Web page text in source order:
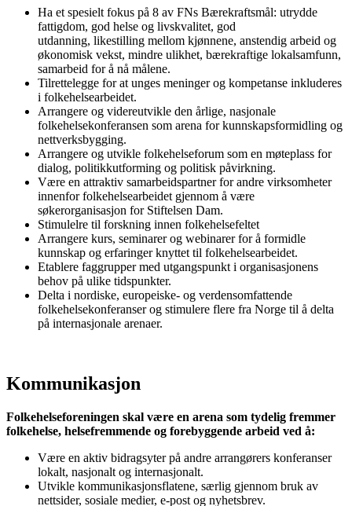
Ha et spesielt fokus på 8 av FNs Bærekraftsmål: utrydde
fattigdom, god helse og livskvalitet, god
utdanning, likestilling mellom kjønnene, anstendig arbeid og
økonomisk vekst, mindre ulikhet, bærekraftige lokalsamfunn,
samarbeid for å nå målene.
Tilrettelegge for at unges meninger og kompetanse inkluderes
i folkehelsearbeidet.
Arrangere og videreutvikle den årlige, nasjonale
folkehelsekonferansen som arena for kunnskapsformidling og
nettverksbygging.
Arrangere og utvikle folkehelseforum som en møteplass for
dialog, politikkutforming og politisk påvirkning.
Være en attraktiv samarbeidspartner for andre virksomheter
innenfor folkehelsearbeidet gjennom å være
søkerorganisasjon for Stiftelsen Dam.
Stimulelre til forskning innen folkehelsefeltet
Arrangere kurs, seminarer og webinarer for å formidle
kunnskap og erfaringer knyttet til folkehelsearbeidet.
Etablere faggrupper med utgangspunkt i organisasjonens
behov på ulike tidspunkter.
Delta i nordiske, europeiske- og verdensomfattende
folkehelsekonferanser og stimulere flere fra Norge til å delta
på internasjonale arenaer.
Kommunikasjon
Folkehelseforeningen skal være en arena som tydelig fremmer
folkehelse, helsefremmende og forebyggende arbeid ved å:
Være en aktiv bidragsyter på andre arrangørers konferanser
lokalt, nasjonalt og internasjonalt.
Utvikle kommunikasjonsflatene, særlig gjennom bruk av
nettsider, sosiale medier, e-post og nyhetsbrev.